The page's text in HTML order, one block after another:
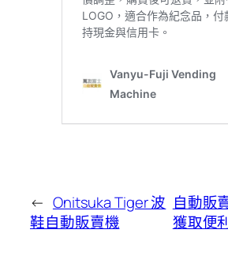
← Onitsuka Tiger 波
鞋自動販賣機
自動販
獲取便